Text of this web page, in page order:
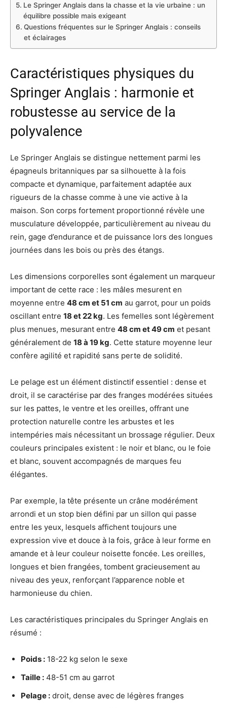
Le Springer Anglais dans la chasse et la vie urbaine : un
équilibre possible mais exigeant
Questions fréquentes sur le Springer Anglais : conseils
et éclairages
Caractéristiques physiques du
Springer Anglais : harmonie et
robustesse au service de la
polyvalence
Le Springer Anglais se distingue nettement parmi les
épagneuls britanniques par sa silhouette à la fois
compacte et dynamique, parfaitement adaptée aux
rigueurs de la chasse comme à une vie active à la
maison. Son corps fortement proportionné révèle une
musculature développée, particulièrement au niveau du
rein, gage d’endurance et de puissance lors des longues
journées dans les bois ou près des étangs.
Les dimensions corporelles sont également un marqueur
important de cette race : les mâles mesurent en
moyenne entre 48 cm et 51 cm au garrot, pour un poids
oscillant entre 18 et 22 kg. Les femelles sont légèrement
plus menues, mesurant entre 48 cm et 49 cm et pesant
généralement de 18 à 19 kg. Cette stature moyenne leur
confère agilité et rapidité sans perte de solidité.
Le pelage est un élément distinctif essentiel : dense et
droit, il se caractérise par des franges modérées situées
sur les pattes, le ventre et les oreilles, offrant une
protection naturelle contre les arbustes et les
intempéries mais nécessitant un brossage régulier. Deux
couleurs principales existent : le noir et blanc, ou le foie
et blanc, souvent accompagnés de marques feu
élégantes.
Par exemple, la tête présente un crâne modérément
arrondi et un stop bien défini par un sillon qui passe
entre les yeux, lesquels affichent toujours une
expression vive et douce à la fois, grâce à leur forme en
amande et à leur couleur noisette foncée. Les oreilles,
longues et bien frangées, tombent gracieusement au
niveau des yeux, renforçant l’apparence noble et
harmonieuse du chien.
Les caractéristiques principales du Springer Anglais en
résumé :
Poids : 18-22 kg selon le sexe
Taille : 48-51 cm au garrot
Pelage : droit, dense avec de légères franges